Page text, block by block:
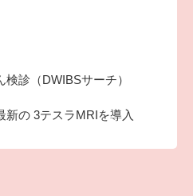
検診（DWIBSサーチ）
新の 3テスラMRIを導入